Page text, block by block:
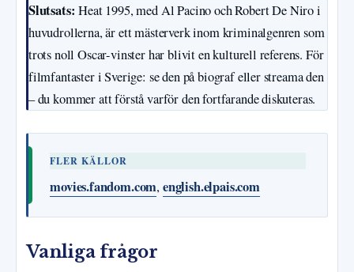
Slutsats: Heat 1995, med Al Pacino och Robert De Niro i
huvudrollerna, är ett mästerverk inom kriminalgenren som
trots noll Oscar-vinster har blivit en kulturell referens. För
filmfantaster i Sverige: se den på biograf eller streama den
– du kommer att förstå varför den fortfarande diskuteras.
FLER KÄLLOR
movies.fandom.com, english.elpais.com
Vanliga frågor